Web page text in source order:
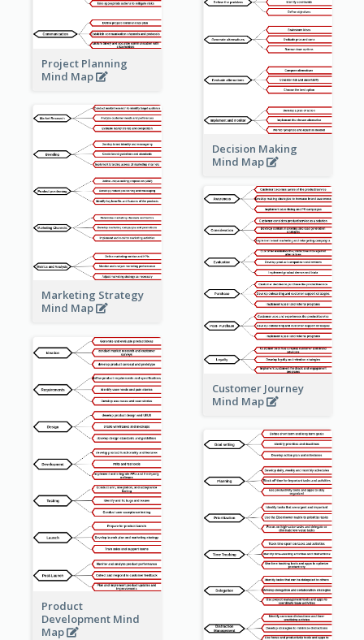
Project Planning
Mind Map
Decision Making
Mind Map
Marketing Strategy
Mind Map
Customer Journey
Mind Map
Product
Development Mind
Map